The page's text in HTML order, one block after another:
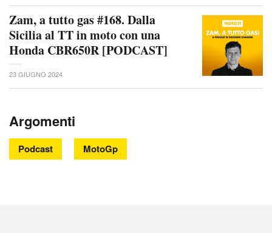
Zam, a tutto gas #168. Dalla
Sicilia al TT in moto con una
Honda CBR650R [PODCAST]
23 GIUGNO 2024
Argomenti
Podcast MotoGp